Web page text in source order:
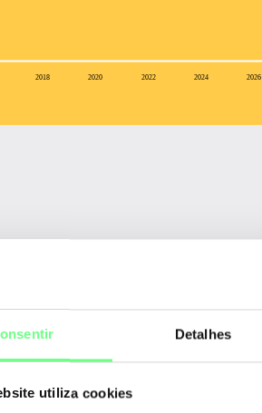
Detalhes
utiliza cookies
2018 2020 2022 2024 2026